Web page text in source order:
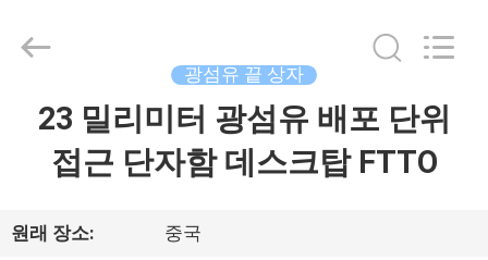
품
King
Technology
Reserved.
광섬유 끝 상자
23 밀리미터 광섬유 배포 단위
접근 단자함 데스크탑 FTTO
원래 장소: 중국